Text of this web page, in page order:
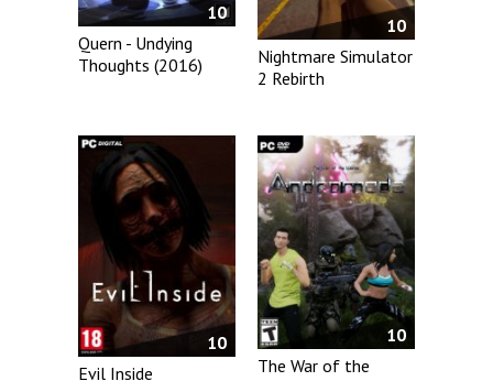
10
Quern - Undying
Thoughts (2016)
10
Nightmare Simulator
2 Rebirth
10
Evil Inside
10
The War of the